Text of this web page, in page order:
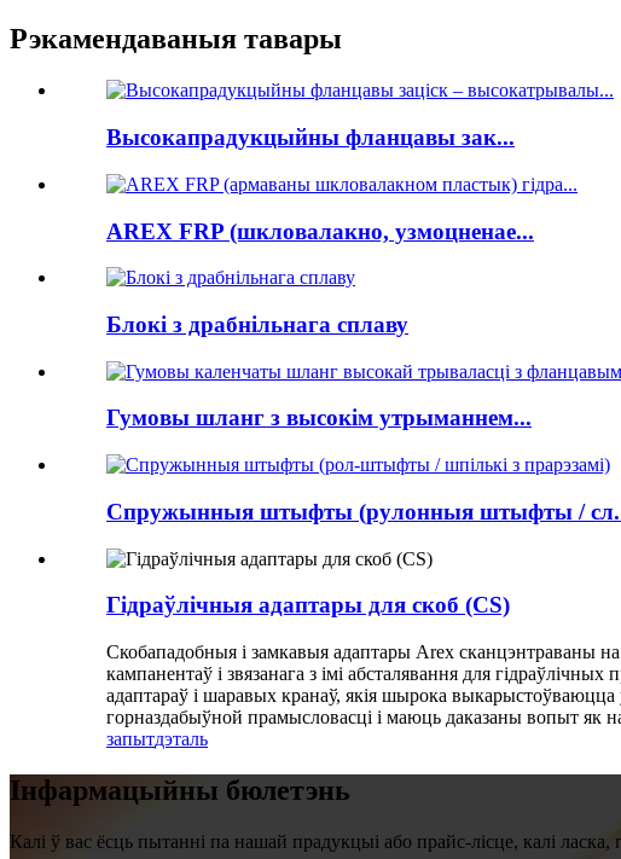
Рэкамендаваныя тавары
Высокапрадукцыйны фланцавы зак...
AREX FRP (шкловалакно, узмоцненае...
Блокі з драбнільнага сплаву
Гумовы шланг з высокім утрыманнем...
Спружынныя штыфты (рулонныя штыфты /
Гідраўлічныя адаптары для скоб (CS)
Скобападобныя і замкавыя адаптары Arex сканцэнтраваны
кампанентаў і звязанага з імі абсталявання для
адаптараў і шаравых кранаў, якія шырока
горназдабыўной прамысловасці і маюць даказаны вопыт як
запытдэталь
Інфармацыйны бюлетэнь
Калі ў вас ёсць пытанні па нашай прадукцыі або прайс-лісце, калі